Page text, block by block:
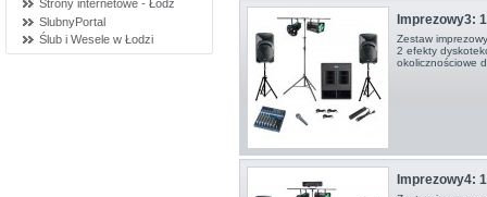
Strony internetowe - Łódź
SlubnyPortal
Ślub i Wesele w Łodzi
Imprezowy3:
Zestaw
2 efekty
okolicznościowe
Imprezowy4: